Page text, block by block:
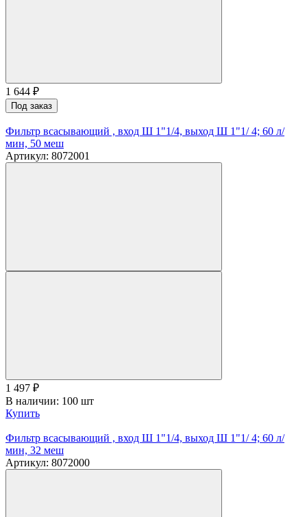
1 644 ₽
Под заказ
Фильтр всасывающий , вход Ш 1"1/4, выход Ш 1"1/ 4; 60 л/
мин, 50 меш
Артикул: 8072001
1 497 ₽
В наличии: 100 шт
Купить
Фильтр всасывающий , вход Ш 1"1/4, выход Ш 1"1/ 4; 60 л/
мин, 32 меш
Артикул: 8072000